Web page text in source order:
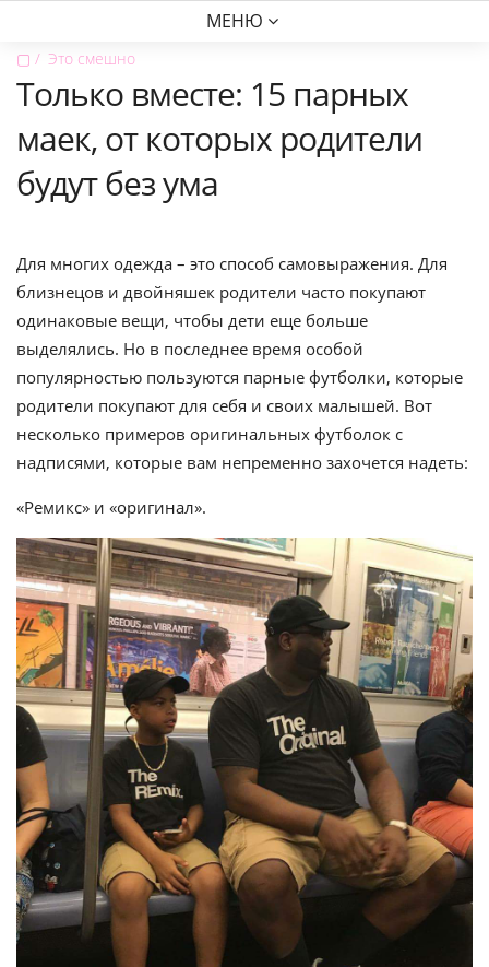
МЕНЮ
▢ Это смешно
Только вместе: 15 парных
маек, от которых родители
будут без ума
Для многих одежда – это способ самовыражения. Для
близнецов и двойняшек родители часто покупают
одинаковые вещи, чтобы дети еще больше
выделялись. Но в последнее время особой
популярностью пользуются парные футболки, которые
родители покупают для себя и своих малышей. Вот
несколько примеров оригинальных футболок с
надписями, которые вам непременно захочется надеть:
«Ремикс» и «оригинал».